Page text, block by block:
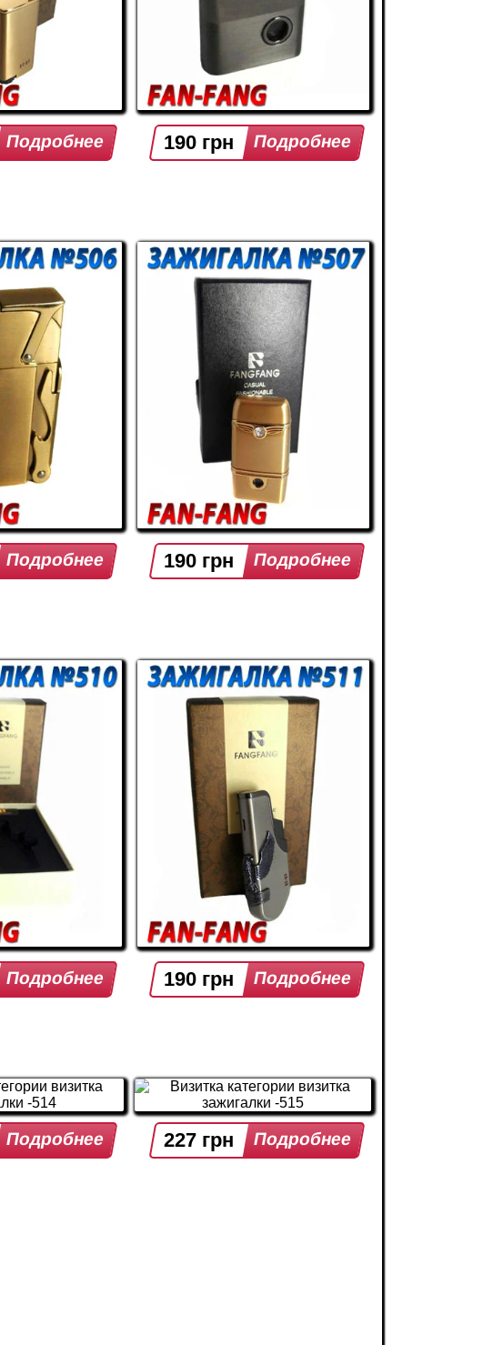
190 грн
190 грн
190 грн
227 грн